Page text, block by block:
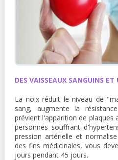
DES VAISSEAUX SANGUINS ET
La noix réduit le niveau de
sang, augmente la
prévient l'apparition de plaques
personnes souffrant
pression artérielle et
des fins médicinales, vous
jours pendant 45 jours.